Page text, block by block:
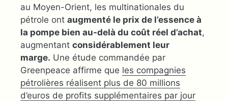
au Moyen-Orient, les multinationales du
pétrole ont augmenté le prix de l’essence à
la pompe bien au-delà du coût réel d’achat,
augmentant considérablement leur
marge. Une étude commandée par
Greenpeace affirme que les compagnies
pétrolières réalisent plus de 80 millions
d’euros de profits supplémentaires par jour